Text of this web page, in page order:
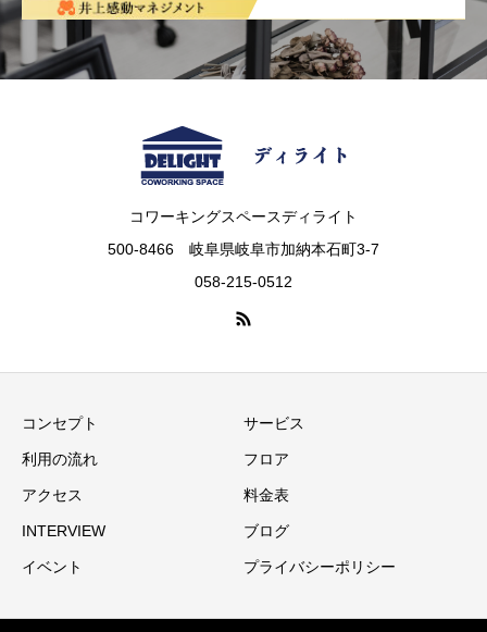
コワーキングスペースディライト
500-8466 岐阜県岐阜市加納本石町3-7
058-215-0512
コンセプト サービス
利用の流れ フロア
アクセス 料金表
INTERVIEW ブログ
イベント プライバシーポリシー